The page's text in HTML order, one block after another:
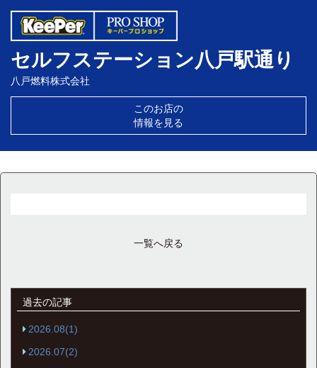
セルフステーション八戸駅通り
八戸燃料株式会社
このお店の
情報を見る
一覧へ戻る
過去の記事
2026.08(1)
2026.07(2)